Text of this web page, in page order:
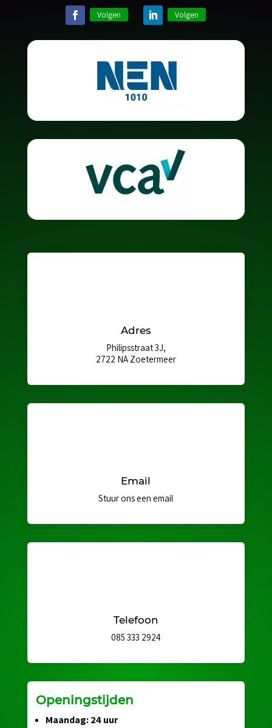
Volgen Volgen
Adres
Philipsstraat 3J,
2722 NA Zoetermeer
Email
Stuur ons een email
Telefoon
085 333 2924
Openingstijden
Maandag: 24 uur